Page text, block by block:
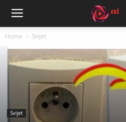
Home Svijet
Svijet